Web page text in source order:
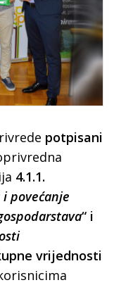
potpisani
4.1.1.
povećanje
“ i
vrijednosti